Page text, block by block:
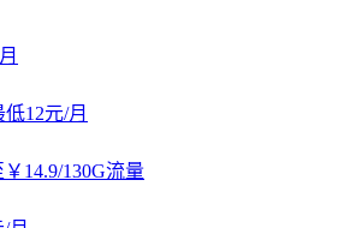
12元/月
14.9/130G流量